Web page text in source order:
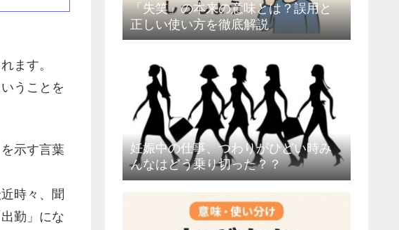
ます。
うことを
示す言葉
時々、聞
勤」にな
「失笑」の本来の意味とは？誤用と
正しい使い方を徹底解説
妊娠中の仕事、つわりがひどい時み
んなはどう乗り切った？？